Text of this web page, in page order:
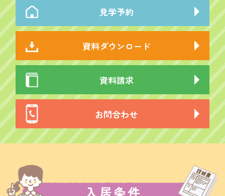
見学予約
資料ダウンロード
資料請求
お問合わせ